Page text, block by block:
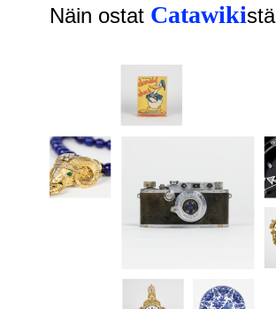
Näin ostat Catawikistä